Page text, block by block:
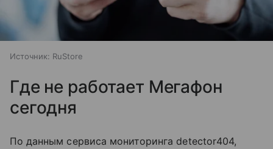
Источник: RuStore
Где не работает Мегафон
сегодня
По данным сервиса мониторинга detector404,